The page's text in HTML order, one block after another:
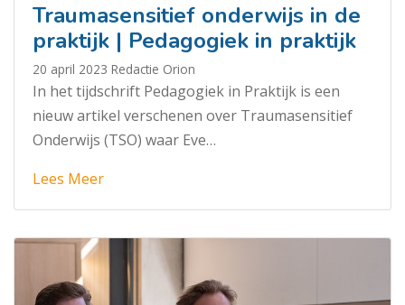
Traumasensitief onderwijs in de
praktijk | Pedagogiek in praktijk
20 april 2023 Redactie Orion
In het tijdschrift Pedagogiek in Praktijk is een
nieuw artikel verschenen over Traumasensitief
Onderwijs (TSO) waar Eve…
Lees Meer